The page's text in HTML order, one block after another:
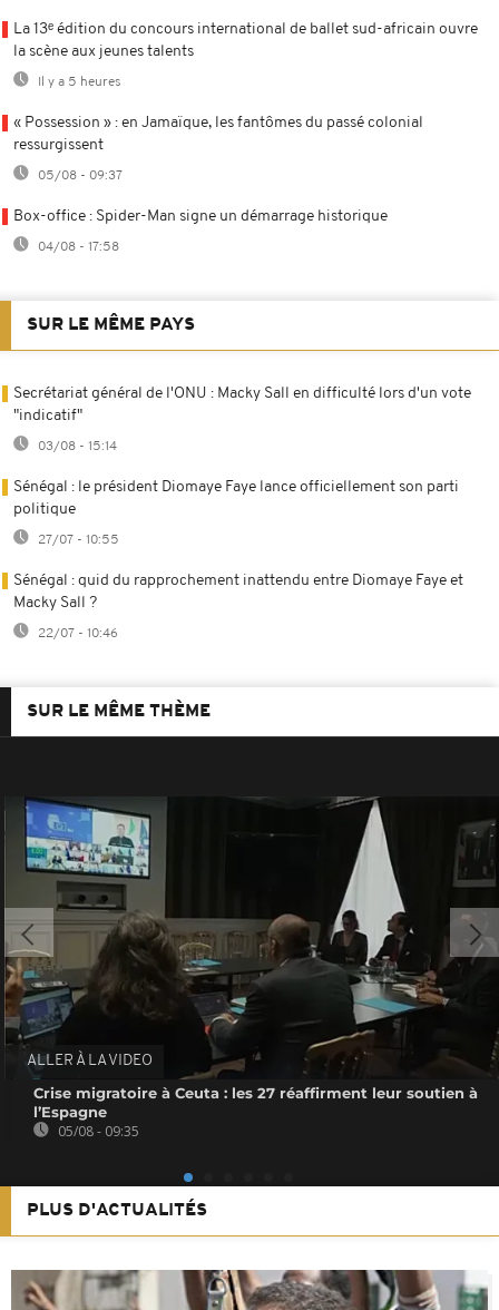
La 13ᵉ édition du concours international de ballet sud-africain ouvre
la scène aux jeunes talents
Il y a 5 heures
« Possession » : en Jamaïque, les fantômes du passé colonial
ressurgissent
05/08 - 09:37
Box-office : Spider-Man signe un démarrage historique
04/08 - 17:58
SUR LE MÊME PAYS
Secrétariat général de l'ONU : Macky Sall en difficulté lors d'un vote
"indicatif"
03/08 - 15:14
Sénégal : le président Diomaye Faye lance officiellement son parti
politique
27/07 - 10:55
Sénégal : quid du rapprochement inattendu entre Diomaye Faye et
Macky Sall ?
22/07 - 10:46
SUR LE MÊME THÈME
ALLER À LA VIDEO
Crise migratoire à Ceuta : les 27 réaffirment leur soutien à
l’Espagne
05/08 - 09:35
PLUS D'ACTUALITÉS